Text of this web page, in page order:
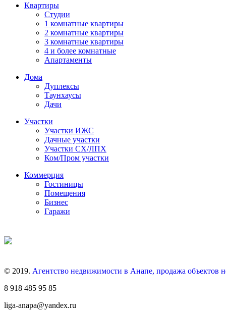
Квартиры
Студии
1 комнатные квартиры
2 комнатные квартиры
3 комнатные квартиры
4 и более комнатные
Апартаменты
Дома
Дуплексы
Таунхаусы
Дачи
Участки
Участки ИЖС
Дачные участки
Участки СХ/ЛПХ
Ком/Пром участки
Коммерция
Гостиницы
Помещения
Бизнес
Гаражи
© 2019. Агентство недвижимости в Анапе, продажа объектов
8 918 485 95 85
liga-anapa@yandex.ru